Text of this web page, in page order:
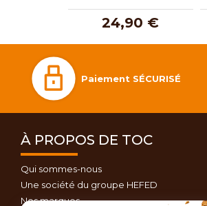
24,90 €
Paiement SÉCURISÉ
À PROPOS DE TOC
Qui sommes-nous
Une société du groupe HEFED
Nos marques